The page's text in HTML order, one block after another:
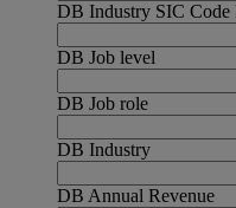
DB Industry SIC Code
DB Job level
DB Job role
DB Industry
DB Annual Revenue